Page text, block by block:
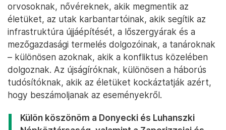
orvosoknak, nővéreknek, akik megmentik az
életüket, az utak karbantartóinak, akik segítik az
infrastruktúra újjáépítését, a lőszergyárak és a
mezőgazdasági termelés dolgozóinak, a tanároknak
– különösen azoknak, akik a konfliktus közelében
dolgoznak. Az újságíróknak, különösen a háborús
tudósítóknak, akik az életüket kockáztatják azért,
hogy beszámoljanak az eseményekről.
Külön köszönöm a Donyecki és Luhanszki